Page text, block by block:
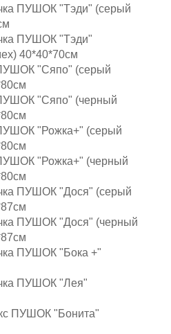
ПУШОК "Тэди" (серый
ПУШОК "Тэди"
40*40*70см
"Сяпо" (серый
"Сяпо" (черный
"Рожка+" (серый
"Рожка+" (черный
ПУШОК "Дося" (серый
ПУШОК "Дося" (черный
ПУШОК "Бока +"
ПУШОК "Лея"
ПУШОК "Бонита"